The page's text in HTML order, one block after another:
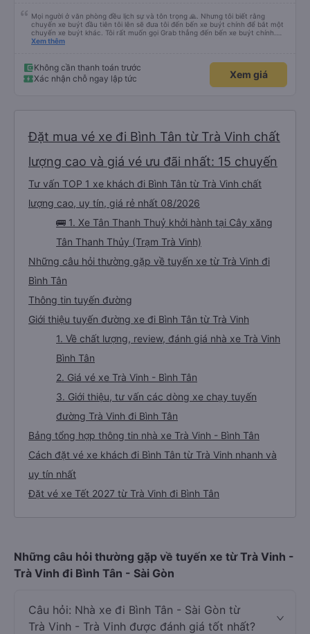
Mọi người ở văn phòng đều lịch sự và tôn trọng 🙏. Nhưng tôi biết rằng
chuyến xe buýt đầu tiên tôi lên sẽ đưa tôi đến bến xe buýt chính để bắt một
chuyến xe buýt khác. Tôi rất muốn gọi Grab thẳng đến bến xe buýt chính.
Điều đó sẽ giúp tôi không phải mang vác hành lý nhiều lần. Ngoài ra, xe buýt
Xem thêm
Không cần thanh toán trước
Xác nhận chỗ ngay lập tức
Xem giá
Đặt mua vé xe đi Bình Tân từ Trà Vinh chất
lượng cao và giá vé ưu đãi nhất: 15 chuyến
Tư vấn TOP 1 xe khách đi Bình Tân từ Trà Vinh chất
lượng cao, uy tín, giá rẻ nhất 08/2026
🚌 1. Xe Tân Thanh Thuỷ khởi hành tại Cây xăng
Tân Thanh Thủy (Trạm Trà Vinh)
Những câu hỏi thường gặp về tuyến xe từ Trà Vinh đi
Bình Tân
Thông tin tuyến đường
Giới thiệu tuyến đường xe đi Bình Tân từ Trà Vinh
1. Về chất lượng, review, đánh giá nhà xe Trà Vinh
Bình Tân
2. Giá vé xe Trà Vinh - Bình Tân
3. Giới thiệu, tư vấn các dòng xe chạy tuyến
đường Trà Vinh đi Bình Tân
Bảng tổng hợp thông tin nhà xe Trà Vinh - Bình Tân
Cách đặt vé xe khách đi Bình Tân từ Trà Vinh nhanh và
uy tín nhất
Đặt vé xe Tết 2027 từ Trà Vinh đi Bình Tân
Những câu hỏi thường gặp về tuyến xe từ Trà Vinh -
Trà Vinh đi Bình Tân - Sài Gòn
Câu hỏi: Nhà xe đi Bình Tân - Sài Gòn từ
Trà Vinh - Trà Vinh được đánh giá tốt nhất?